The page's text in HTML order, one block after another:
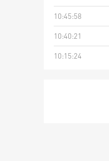
10:45:58
10:40:21
10:15:24